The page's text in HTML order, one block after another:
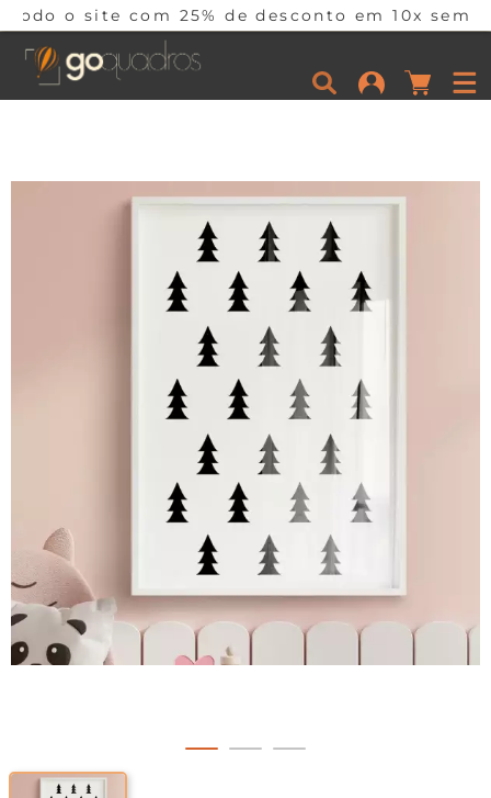
com 25% de desconto em 10x sem juros por